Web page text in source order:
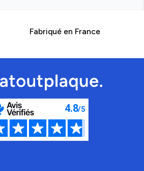
Fabriqué en France